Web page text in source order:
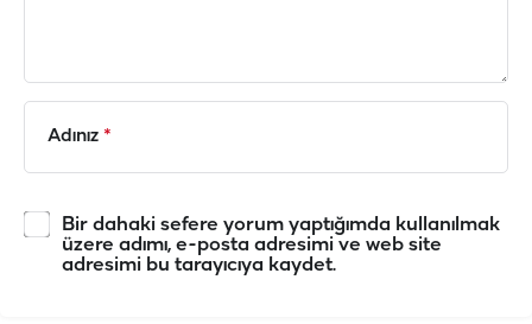
Adınız *
Bir dahaki sefere yorum yaptığımda kullanılmak
üzere adımı, e-posta adresimi ve web site
adresimi bu tarayıcıya kaydet.